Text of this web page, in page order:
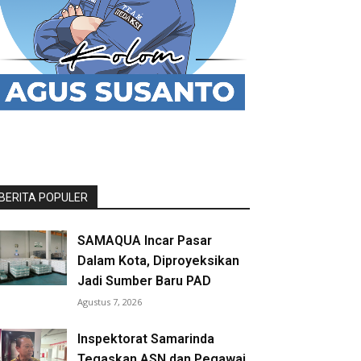
POPULER
SAMAQUA Incar Pasar
Dalam Kota, Diproyeksikan
Jadi Sumber Baru PAD
Agustus 7, 2026
Inspektorat Samarinda